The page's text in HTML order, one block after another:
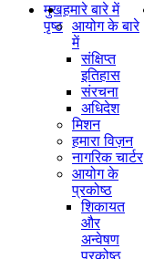
मुख
पृष्ठ
हमारे बारे में
आयोग के बारे
में
संक्षिप्‍त
इतिहास
संरचना
अधिदेश
मिशन
हमारा विज़न
नागरिक चार्टर
आयोग के
प्रकोष्ठ
शिकायत
और
अन्वेषण
प्रकोष्ठ